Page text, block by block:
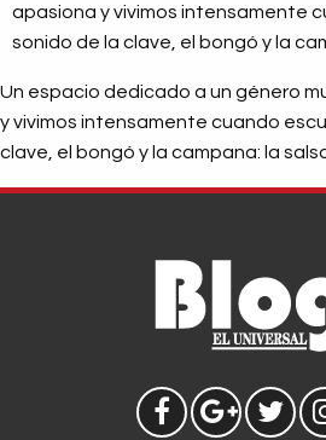
apasiona y vivimos intensamente
sonido de la clave, el bongó y la
Un espacio dedicado a un género
y vivimos intensamente cuando
clave, el bongó y la campana: la